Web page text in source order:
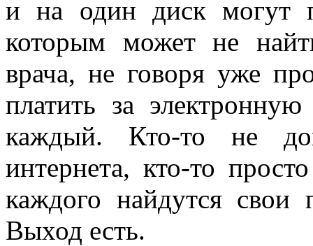
и на один диск могут
которым может не
врача, не говоря уже
платить за
каждый. Кто-то не
интернета, кто-то
каждого найдутся
Выход есть.